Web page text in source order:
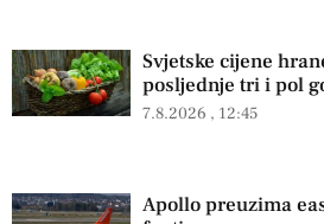
Svjetske cijene
posljednje tri i pol
7.8.2026 12:45
Apollo preuzima